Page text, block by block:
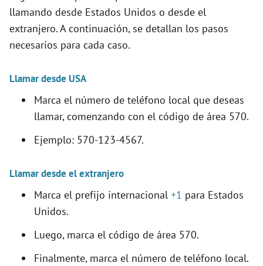
llamando desde Estados Unidos o desde el
extranjero. A continuación, se detallan los pasos
necesarios para cada caso.
Llamar desde USA
Marca el número de teléfono local que deseas
llamar, comenzando con el código de área 570.
Ejemplo: 570-123-4567.
Llamar desde el extranjero
Marca el prefijo internacional +1 para Estados
Unidos.
Luego, marca el código de área 570.
Finalmente, marca el número de teléfono local.